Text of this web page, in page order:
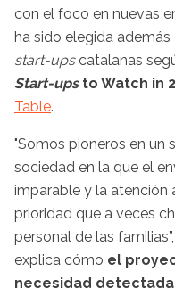
con el foco en nuevas
ha sido elegida
start-ups catalanas
Start-upsto Watch in
Table.
"Somos pioneros en un
sociedad en la que el
imparable y la atención
prioridad que a veces
personal de las
explica cómo el
necesidad